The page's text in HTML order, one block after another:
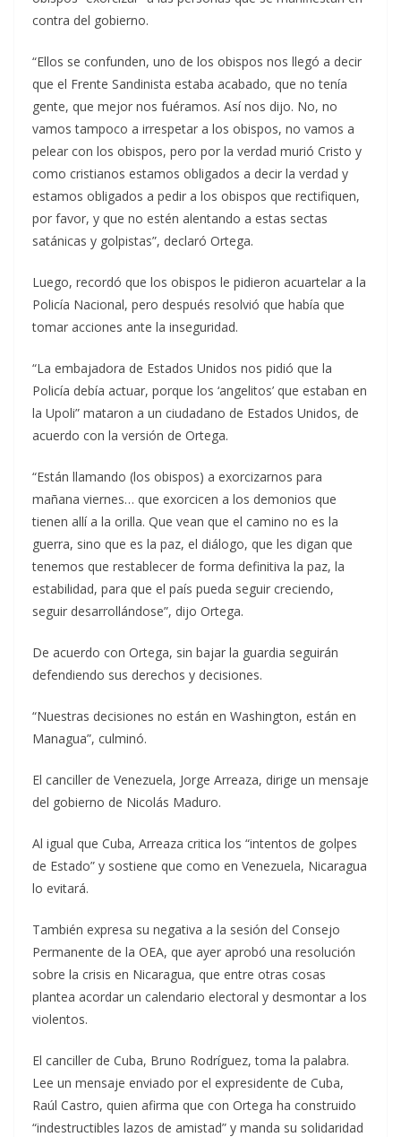
contra del gobierno.
“Ellos se confunden, uno de los obispos nos llegó a decir
que el Frente Sandinista estaba acabado, que no tenía
gente, que mejor nos fuéramos. Así nos dijo. No, no
vamos tampoco a irrespetar a los obispos, no vamos a
pelear con los obispos, pero por la verdad murió Cristo y
como cristianos estamos obligados a decir la verdad y
estamos obligados a pedir a los obispos que rectifiquen,
por favor, y que no estén alentando a estas sectas
satánicas y golpistas”, declaró Ortega.
Luego, recordó que los obispos le pidieron acuartelar a la
Policía Nacional, pero después resolvió que había que
tomar acciones ante la inseguridad.
“La embajadora de Estados Unidos nos pidió que la
Policía debía actuar, porque los ‘angelitos’ que estaban en
la Upoli” mataron a un ciudadano de Estados Unidos, de
acuerdo con la versión de Ortega.
“Están llamando (los obispos) a exorcizarnos para
mañana viernes… que exorcicen a los demonios que
tienen allí a la orilla. Que vean que el camino no es la
guerra, sino que es la paz, el diálogo, que les digan que
tenemos que restablecer de forma definitiva la paz, la
estabilidad, para que el país pueda seguir creciendo,
seguir desarrollándose”, dijo Ortega.
De acuerdo con Ortega, sin bajar la guardia seguirán
defendiendo sus derechos y decisiones.
“Nuestras decisiones no están en Washington, están en
Managua”, culminó.
El canciller de Venezuela, Jorge Arreaza, dirige un mensaje
del gobierno de Nicolás Maduro.
Al igual que Cuba, Arreaza critica los “intentos de golpes
de Estado” y sostiene que como en Venezuela, Nicaragua
lo evitará.
También expresa su negativa a la sesión del Consejo
Permanente de la OEA, que ayer aprobó una resolución
sobre la crisis en Nicaragua, que entre otras cosas
plantea acordar un calendario electoral y desmontar a los
violentos.
El canciller de Cuba, Bruno Rodríguez, toma la palabra.
Lee un mensaje enviado por el expresidente de Cuba,
Raúl Castro, quien afirma que con Ortega ha construido
“indestructibles lazos de amistad” y manda su solidaridad